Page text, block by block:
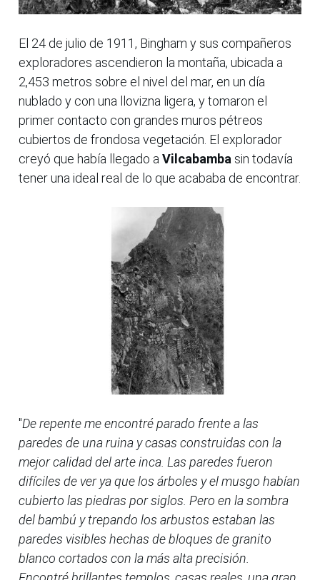
El 24 de julio de 1911, Bingham y sus compañeros
exploradores ascendieron la montaña, ubicada a
2,453 metros sobre el nivel del mar, en un día
nublado y con una llovizna ligera, y tomaron el
primer contacto con grandes muros pétreos
cubiertos de frondosa vegetación. El explorador
creyó que había llegado a Vilcabamba sin todavía
tener una ideal real de lo que acababa de encontrar.
"De repente me encontré parado frente a las
paredes de una ruina y casas construidas con la
mejor calidad del arte inca. Las paredes fueron
difíciles de ver ya que los árboles y el musgo habían
cubierto las piedras por siglos. Pero en la sombra
del bambú y trepando los arbustos estaban las
paredes visibles hechas de bloques de granito
blanco cortados con la más alta precisión.